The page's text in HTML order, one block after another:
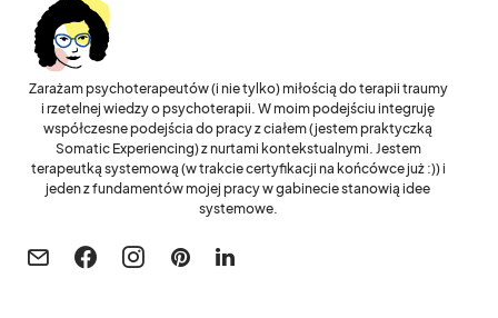
Zarażam psychoterapeutów (i nie tylko) miłością do terapii traumy
i rzetelnej wiedzy o psychoterapii. W moim podejściu integruję
współczesne podejścia do pracy z ciałem (jestem praktyczką
Somatic Experiencing) z nurtami kontekstualnymi. Jestem
terapeutką systemową (w trakcie certyfikacji na końcówce już :)) i
jeden z fundamentów mojej pracy w gabinecie stanowią idee
systemowe.